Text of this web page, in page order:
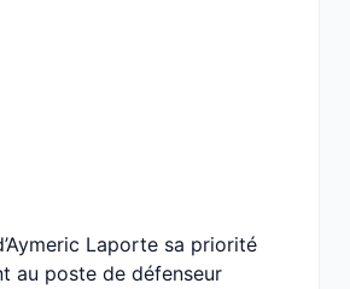
Laporte sa priorité
au poste de défenseur